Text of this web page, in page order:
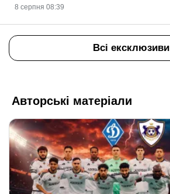
8 серпня 08:39
Всі ексклюзиви
Авторські матеріали